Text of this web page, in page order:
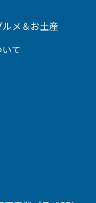
ルメ＆お土産
て